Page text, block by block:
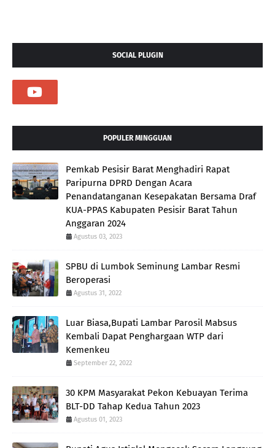
SOCIAL PLUGIN
POPULER MINGGUAN
Pemkab Pesisir Barat Menghadiri Rapat
Paripurna DPRD Dengan Acara
Penandatanganan Kesepakatan Bersama Draf
KUA-PPAS Kabupaten Pesisir Barat Tahun
Anggaran 2024
Agustus 03, 2023
SPBU di Lumbok Seminung Lambar Resmi
Beroperasi
Agustus 31, 2022
Luar Biasa,Bupati Lambar Parosil Mabsus
Kembali Dapat Penghargaan WTP dari
Kemenkeu
September 22, 2022
30 KPM Masyarakat Pekon Kebuayan Terima
BLT-DD Tahap Kedua Tahun 2023
Agustus 01, 2023